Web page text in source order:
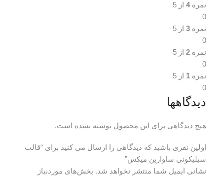
نمره4 از 5
0
نمره 3 از 5
0
نمره 2 از 5
0
نمره 1 از 5
0
دیدگاهها
هیچ دیدگاهی برای این محصول نوشته نشده است.
اولین نفری باشید که دیدگاهی را ارسال می کنید برای “قالب
سیلیکونی ساوارین میکس”
نشانی ایمیل شما منتشر نخواهد شد. بخش‌های موردنیاز